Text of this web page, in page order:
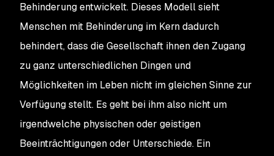
Behinderung entwickelt. Dieses Modell sieht
Menschen mit Behinderung im Kern dadurch
behindert, dass die Gesellschaft ihnen den Zugang
zu ganz unterschiedlichen Dingen und
Möglichkeiten im Leben nicht im gleichen Sinne zur
Verfügung stellt. Es geht bei ihm also nicht um
irgendwelche physischen oder geistigen
Beeinträchtigungen oder Unterschiede. Ein